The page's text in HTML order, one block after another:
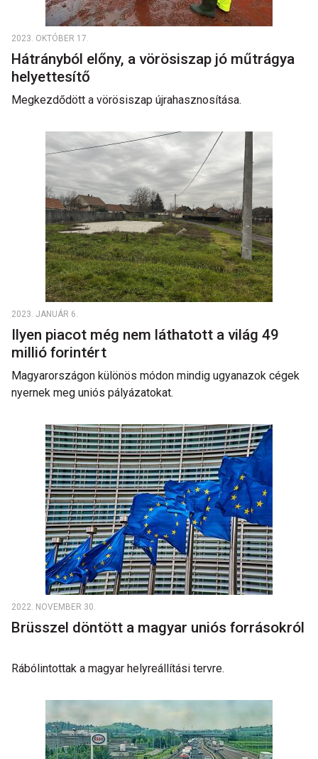
2023. OKTÓBER 17.
Hátrányból előny, a vörösiszap jó műtrágya
helyettesítő
Megkezdődött a vörösiszap újrahasznosítása.
2023. JANUÁR 6.
Ilyen piacot még nem láthatott a világ 49
millió forintért
Magyarországon különös módon mindig ugyanazok cégek
nyernek meg uniós pályázatokat.
2022. NOVEMBER 30.
Brüsszel döntött a magyar uniós forrásokról
Rábólintottak a magyar helyreállítási tervre.